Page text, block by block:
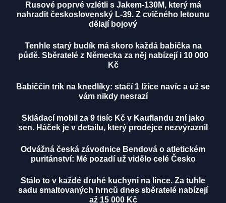
Rusové poprvé vzlétli s Jakem-130M, který má
nahradit československý L-39. Z cvičného letounu
dělají bojový
Tenhle starý budík má skoro každá babička na
půdě. Sběratelé z Německa za něj nabízejí i 10 000
Kč
Babiččin trik na knedlíky: stačí 1 lžíce navíc a už se
vám nikdy nesrazí
Skládací mobil za 9 tisíc Kč v Kauflandu zní jako
sen. Háček je v detailu, který prodejce nezvýraznil
Odvážná česká závodnice Bendová o atletickém
puritánství: Mé pozadí už vidělo celé Česko
Stálo to v každé druhé kuchyni na lince. Za tuhle
sadu smaltovaných hrnců dnes sběratelé nabízejí
až 15 000 Kč